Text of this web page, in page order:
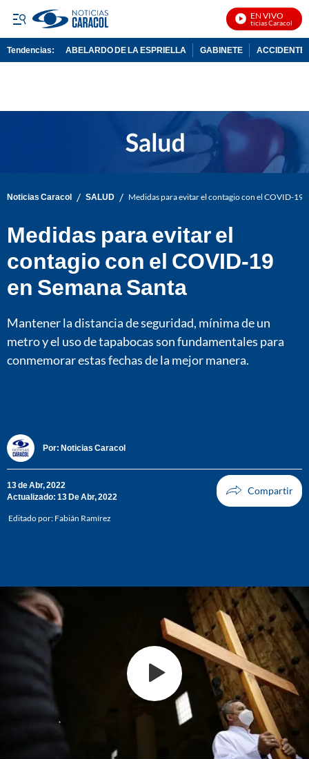
EN VIVO
Noticias Caracol En
Tendencias: ABELARDO DE LA ESPRIELLA GABINETE ACCIDENTE
Noticias Caracol / SALUD / Medidas para evitar el contagio con el COVID-19
Medidas para evitar el
contagio con el COVID-19
en Semana Santa
Mantener la distancia de seguridad, mínima de un
metro y el uso de tapabocas son fundamentales para
conmemorar estas fechas de la mejor manera.
Por: Noticias Caracol
13 de Abr, 2022
Actualizado: 13 De Abr, 2022
Editado por: Fabián Ramírez